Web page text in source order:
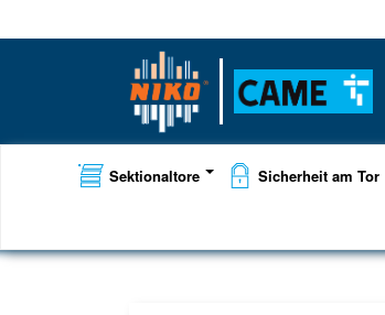
Sektionaltore Sicherheit am Tor